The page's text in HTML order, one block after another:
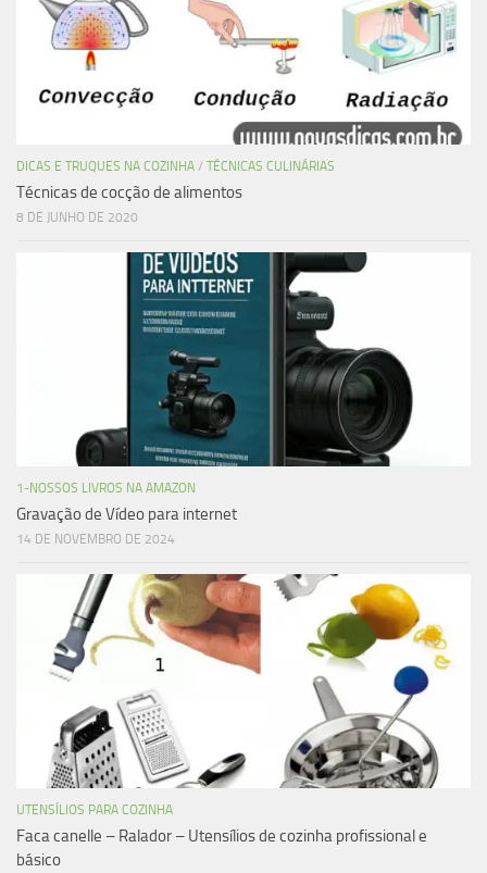
DICAS E TRUQUES NA COZINHA / TÉCNICAS CULINÁRIAS
Técnicas de cocção de alimentos
8 DE JUNHO DE 2020
1-NOSSOS LIVROS NA AMAZON
Gravação de Vídeo para internet
14 DE NOVEMBRO DE 2024
UTENSÍLIOS PARA COZINHA
Faca canelle – Ralador – Utensílios de cozinha profissional e
básico